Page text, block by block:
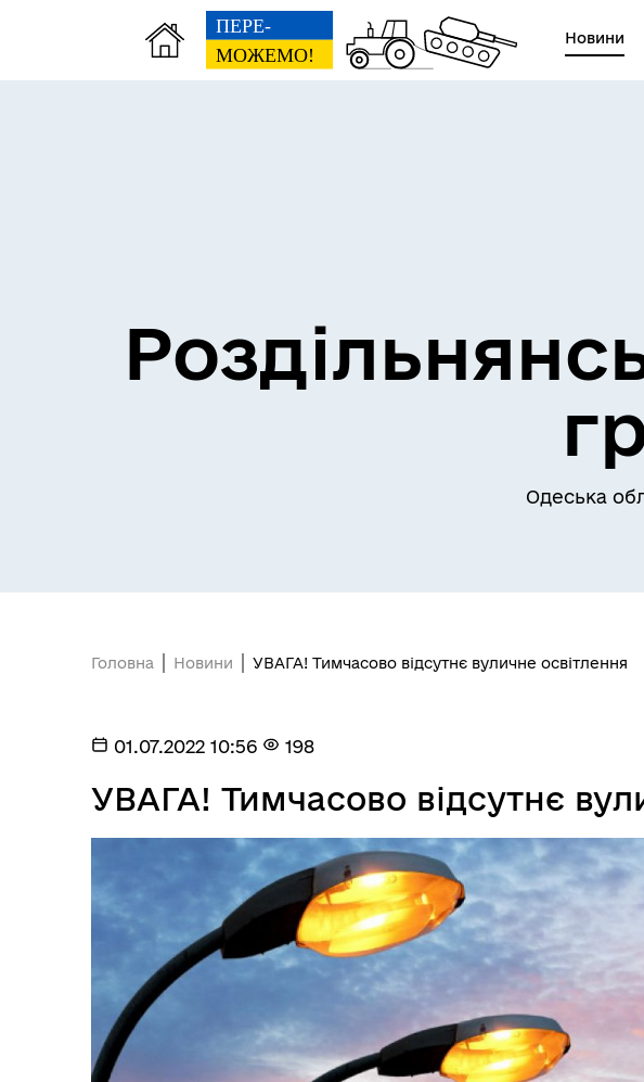
Новини
Засідання виконавчого
комітету
Цивільний захист
Гендерна рівність
Одеська
Головна Новини УВАГА! Тимчасово відсутнє вуличне освітлення
01.07.2022 10:56 198
УВАГА! Тимчасово відсутнє